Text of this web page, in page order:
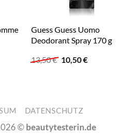
Guess Guess Uomo
Deodorant Spray 170 g
13,50€ Ursprünglicher
Preis
10,50€Aktueller
DATENSCHUTZ
© beautytesterin.de